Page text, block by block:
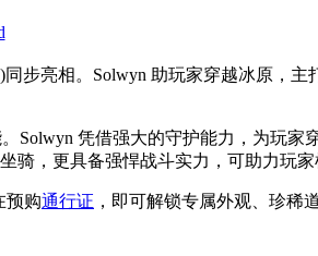
步亮相。Solwyn 助玩家穿越冰原，
Solwyn 凭借强大的守护能力，为玩
骑，更具备强悍战斗实力，可助力玩家
预购通行证 ，即可解锁专属外观、珍稀